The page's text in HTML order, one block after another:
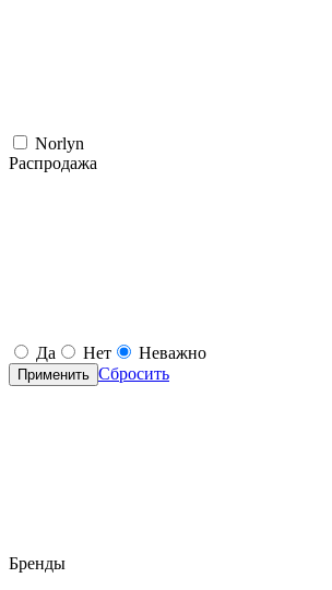
Norlyn
Распродажа
Да Нет Неважно
Применить Сбросить
Бренды